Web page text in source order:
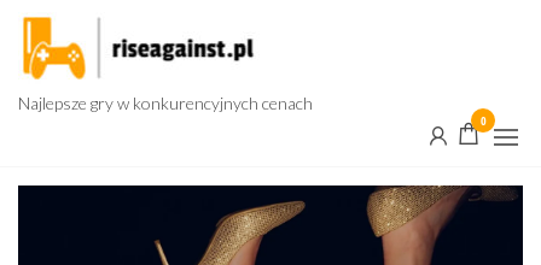
Przejdź
treści
Najlepsze gry w konkurencyjnych cenach
0